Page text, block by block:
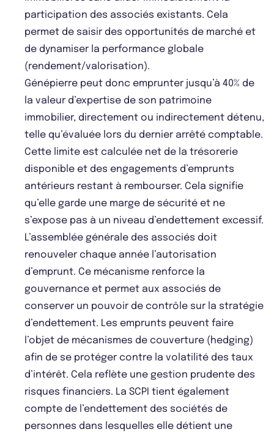
participation des associés existants. Cela
permet de saisir des opportunités de marché et
de dynamiser la performance globale
(rendement/valorisation).
Génépierre peut donc emprunter jusqu’à 40% de
la valeur d’expertise de son patrimoine
immobilier, directement ou indirectement détenu,
telle qu’évaluée lors du dernier arrêté comptable.
Cette limite est calculée net de la trésorerie
disponible et des engagements d’emprunts
antérieurs restant à rembourser. Cela signifie
qu’elle garde une marge de sécurité et ne
s’expose pas à un niveau d’endettement excessif.
L’assemblée générale des associés doit
renouveler chaque année l’autorisation
d’emprunt. Ce mécanisme renforce la
gouvernance et permet aux associés de
conserver un pouvoir de contrôle sur la stratégie
d’endettement. Les emprunts peuvent faire
l’objet de mécanismes de couverture (hedging)
afin de se protéger contre la volatilité des taux
d’intérêt. Cela reflète une gestion prudente des
risques financiers. La SCPI tient également
compte de l’endettement des sociétés de
personnes dans lesquelles elle détient une